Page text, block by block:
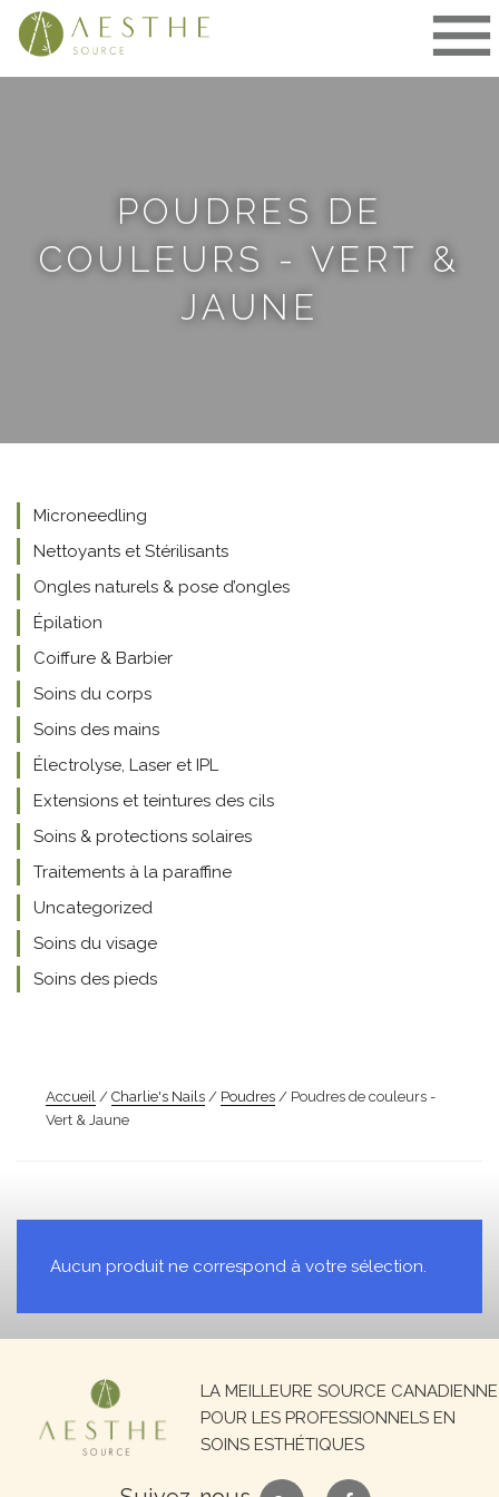
Aller
POUDRES DE
COULEURS - VERT &
JAUNE
Accueil / Charlie's Nails / Poudres / Poudres de couleurs -
Vert & Jaune
Aucun produit ne correspond à votre sélection.
Microneedling
Nettoyants et Stérilisants
Ongles naturels & pose d’ongles
Épilation
Coiffure & Barbier
Soins du corps
Soins des mains
Électrolyse, Laser et IPL
Extensions et teintures des cils
Soins & protections solaires
Traitements à la paraffine
Uncategorized
Soins du visage
Soins des pieds
LA MEILLEURE SOURCE CANADIENNE
POUR LES PROFESSIONNELS EN
SOINS ESTHÉTIQUES
google facebook
Recherche
pour :